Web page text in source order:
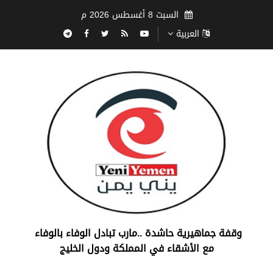
السبت 8 أغسطس 2026 م
العربية
‏وقفة جماهيرية حاشدة ..مارب ‏تبادل الوفاء بالوفاء ‏
مع الأشقاء في المملكة ودول الخليج